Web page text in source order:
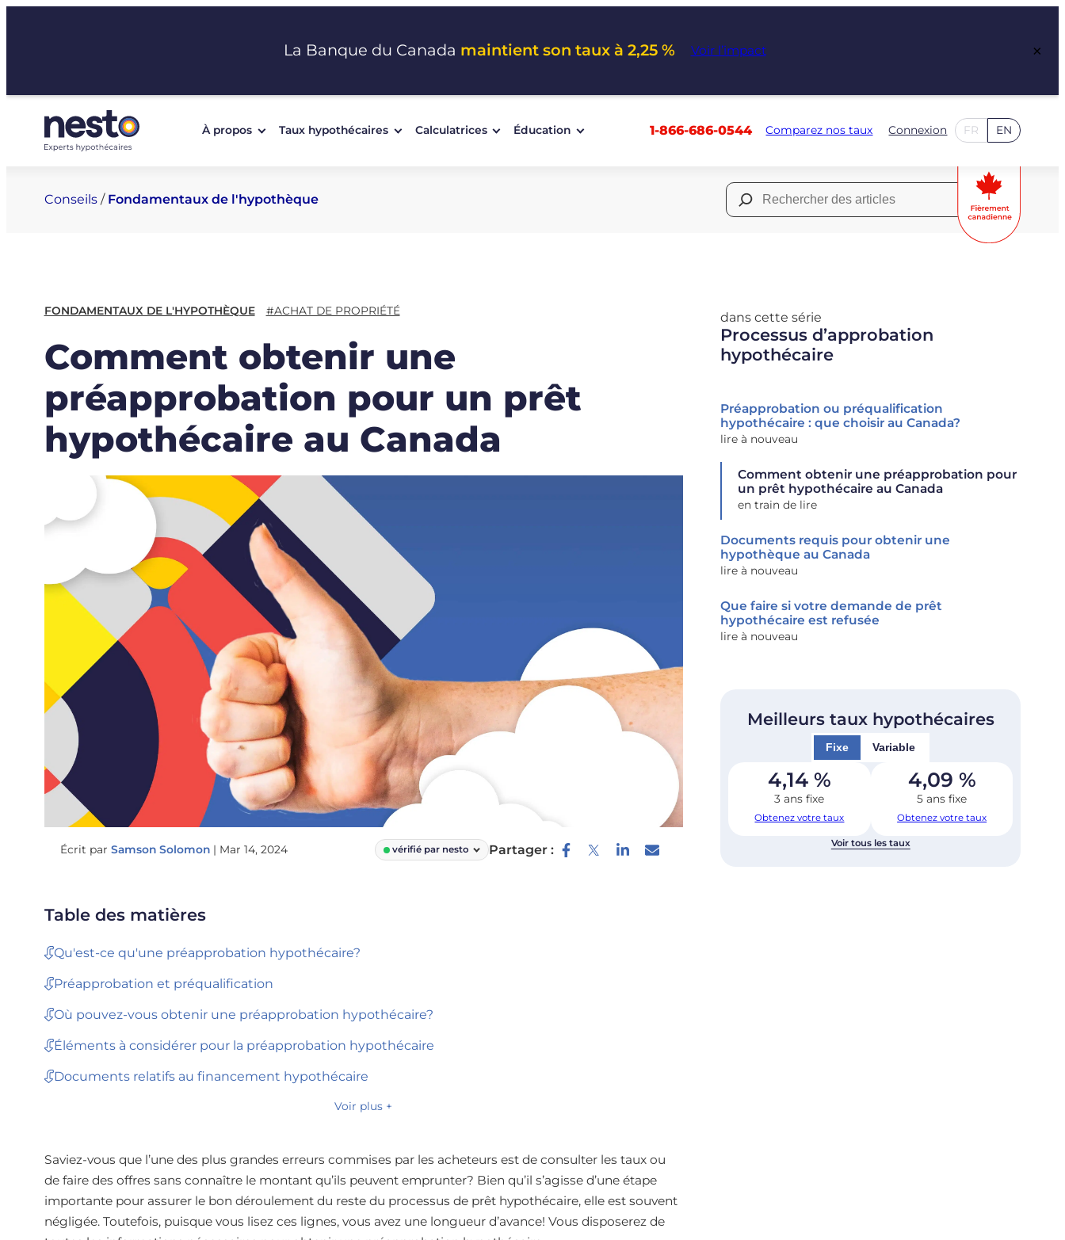
La Banque du Canada maintient son taux à 2,25 % Voir l’impact ×
À propos Taux hypothécaires Calculatrices Éducation 1-866-686-0544 Comparez nos taux Connexion FR EN
Conseils/ Fondamentaux de l'hypothèque Rechercher :
FONDAMENTAUX DE L'HYPOTHÈQUE #ACHAT DE PROPRIÉTÉ
Comment obtenir une
préapprobation pour un prêt
hypothécaire au Canada
Écrit par Samson Solomon | Mar 14, 2024 vérifié par nesto Partager :
Table des matières
Qu'est-ce qu'une préapprobation hypothécaire?
Préapprobation et préqualification
Où pouvez-vous obtenir une préapprobation hypothécaire?
Éléments à considérer pour la préapprobation hypothécaire
Documents relatifs au financement hypothécaire
Voir plus +
Saviez-vous que l’une des plus grandes erreurs commises par les acheteurs est de consulter les taux ou
de faire des offres sans connaître le montant qu’ils peuvent emprunter? Bien qu’il s’agisse d’une étape
importante pour assurer le bon déroulement du reste du processus de prêt hypothécaire, elle est souvent
négligée. Toutefois, puisque vous lisez ces lignes, vous avez une longueur d’avance! Vous disposerez de
dans cette série
Processus d’approbation
hypothécaire
Préapprobation ou préqualification
hypothécaire : que choisir au Canada?
lire à nouveau
Comment obtenir une préapprobation pour
un prêt hypothécaire au Canada
en train de lire
Documents requis pour obtenir une
hypothèque au Canada
lire à nouveau
Que faire si votre demande de prêt
hypothécaire est refusée
lire à nouveau
Meilleurs taux hypothécaires
Fixe Variable
4,14 %
3 ans fixe
Obtenez votre taux
4,09 %
5 ans fixe
Obtenez votre taux
Voir tous les taux